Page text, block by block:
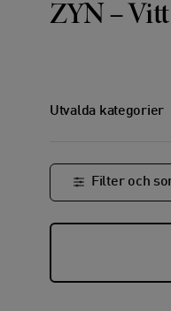
ZYN – Vitt
Utvalda kategorier
Filter och